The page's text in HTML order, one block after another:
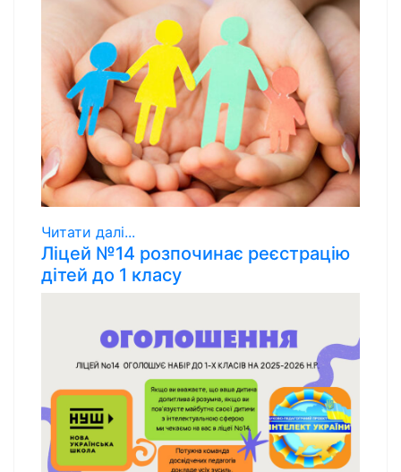
Читати далі...
Ліцей №14 розпочинає реєстрацію
дітей до 1 класу